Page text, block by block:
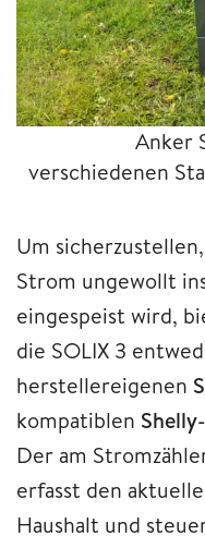
Anker
verschiedenen
Um
Strom ungewollt
eingespeist wird,
die SOLIX 3
herstellereigenen
kompatiblen
Der am
erfasst den
Haushalt und